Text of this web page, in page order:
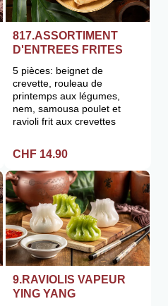
817.ASSORTIMENT
D'ENTREES FRITES
5 pièces: beignet de
crevette, rouleau de
printemps aux légumes,
nem, samousa poulet et
ravioli frit aux crevettes
CHF 14.90
9.RAVIOLIS VAPEUR
YING YANG